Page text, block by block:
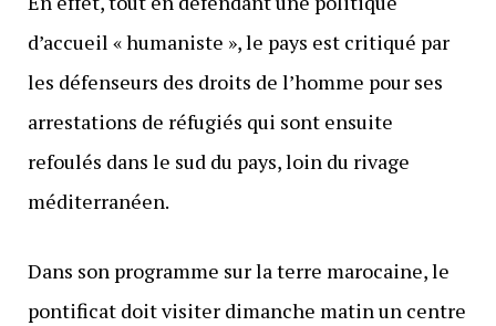
d’accueil « humaniste », le pays est critiqué par
les défenseurs des droits de l’homme pour ses
arrestations de réfugiés qui sont ensuite
refoulés dans le sud du pays, loin du rivage
méditerranéen.
Dans son programme sur la terre marocaine, le
pontificat doit visiter dimanche matin un centre